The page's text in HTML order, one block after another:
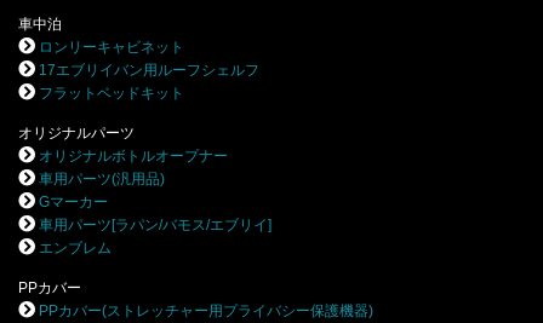
車中泊
ロンリーキャビネット
17エブリイバン用ルーフシェルフ
フラットベッドキット
オリジナルパーツ
オリジナルボトルオープナー
車用パーツ(汎用品)
Gマーカー
車用パーツ[ラパン/バモス/エブリイ]
エンブレム
PPカバー
PPカバー(ストレッチャー用プライバシー保護機器)